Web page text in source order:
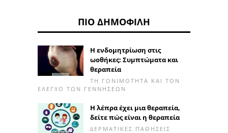
ΠΙΟ ΔΗΜΟΦΙΛΉ
Η ενδομητρίωση στις
ωοθήκες: Συμπτώματα και
θεραπεία
ΤΗ ΓΟΝΙΜΌΤΗΤΑ ΚΑΙ ΤΟΝ
ΈΛΕΓΧΟ ΤΩΝ ΓΕΝΝΉΣΕΩΝ
Η λέπρα έχει μια θεραπεία,
δείτε πώς είναι η θεραπεία
ΔΕΡΜΑΤΙΚΈΣ ΠΑΘΉΣΕΙΣ